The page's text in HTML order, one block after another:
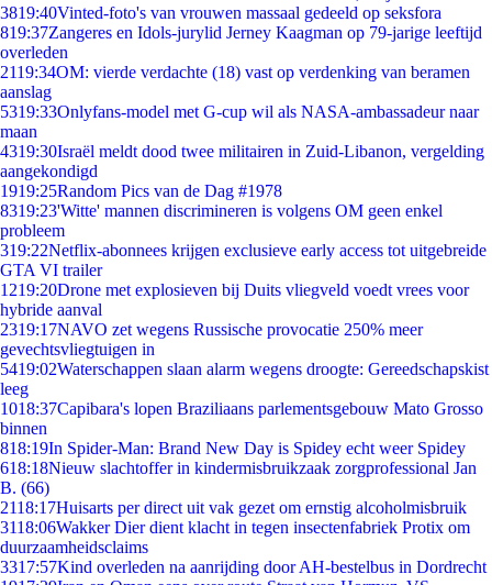
3819:40Vinted-foto's van vrouwen massaal gedeeld op seksfora
819:37Zangeres en Idols-jurylid Jerney Kaagman op 79-jarige leeftijd
overleden
2119:34OM: vierde verdachte (18) vast op verdenking van beramen
aanslag
5319:33Onlyfans-model met G-cup wil als NASA-ambassadeur naar
maan
4319:30Israël meldt dood twee militairen in Zuid-Libanon, vergelding
aangekondigd
1919:25Random Pics van de Dag #1978
8319:23'Witte' mannen discrimineren is volgens OM geen enkel
probleem
319:22Netflix-abonnees krijgen exclusieve early access tot uitgebreide
GTA VI trailer
1219:20Drone met explosieven bij Duits vliegveld voedt vrees voor
hybride aanval
2319:17NAVO zet wegens Russische provocatie 250% meer
gevechtsvliegtuigen in
5419:02Waterschappen slaan alarm wegens droogte: Gereedschapskist
leeg
1018:37Capibara's lopen Braziliaans parlementsgebouw Mato Grosso
binnen
818:19In Spider-Man: Brand New Day is Spidey echt weer Spidey
618:18Nieuw slachtoffer in kindermisbruikzaak zorgprofessional Jan
B. (66)
2118:17Huisarts per direct uit vak gezet om ernstig alcoholmisbruik
3118:06Wakker Dier dient klacht in tegen insectenfabriek Protix om
duurzaamheidsclaims
3317:57Kind overleden na aanrijding door AH-bestelbus in Dordrecht